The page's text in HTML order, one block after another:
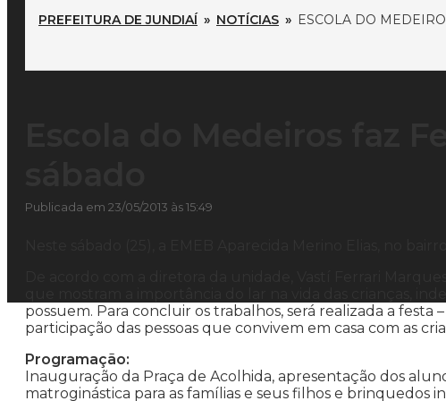
PREFEITURA DE JUNDIAÍ » NOTÍCIAS » ESCOLA DO
Publicada em 23/05/2013 às 15:49
possuem. Para concluir os trabalhos, será realizada a festa
participação das pessoas que convivem em casa com as
Programação:
Inauguração da Praça de Acolhida, apresentação dos
matroginástica para as famílias e seus filhos e brinquedos